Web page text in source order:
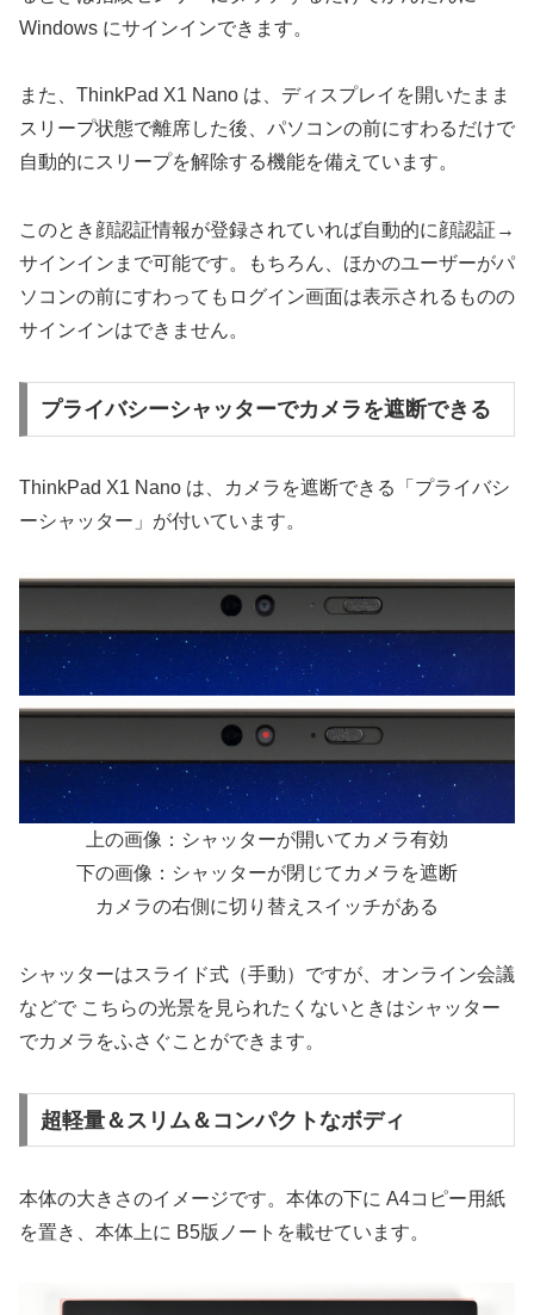
Windows にサインインできます。
また、ThinkPad X1 Nano は、ディスプレイを開いたまま
スリープ状態で離席した後、パソコンの前にすわるだけで
自動的にスリープを解除する機能を備えています。
このとき顔認証情報が登録されていれば自動的に顔認証→
サインインまで可能です。もちろん、ほかのユーザーがパ
ソコンの前にすわってもログイン画面は表示されるものの
サインインはできません。
プライバシーシャッターでカメラを遮断できる
ThinkPad X1 Nano は、カメラを遮断できる「プライバシ
ーシャッター」が付いています。
上の画像：シャッターが開いてカメラ有効
下の画像：シャッターが閉じてカメラを遮断
カメラの右側に切り替えスイッチがある
シャッターはスライド式（手動）ですが、オンライン会議
などで こちらの光景を見られたくないときはシャッター
でカメラをふさぐことができます。
超軽量＆スリム＆コンパクトなボディ
本体の大きさのイメージです。本体の下に A4コピー用紙
を置き、本体上に B5版ノートを載せています。